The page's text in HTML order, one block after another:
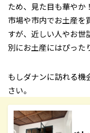
ため、見た目も華やか！
市場や市内でお土産を
すが、近しい人やお世
別にお土産にはぴった
もしダナンに訪れる機
さい。